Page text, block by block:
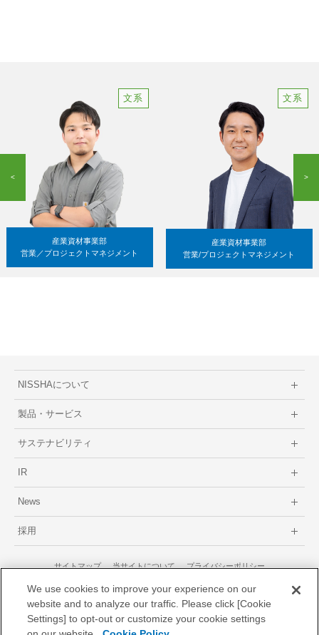
産業資材事業部
営業／プロジェクトマネジメント
文系
産業資材事業部
営業/プロジェクトマネジメント
文系
< >
NISSHAについて
製品・サービス
サステナビリティ
IR
News
採用
サイトマップ 当サイトについて プライバシーポリシー
GDPRに関するプライバシーポリシー
We use cookies to improve your experience on our
website and to analyze our traffic. Please click [Cookie
Settings] to opt-out or customize your cookie settings